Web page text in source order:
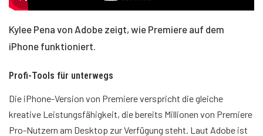
Kylee Pena von Adobe zeigt, wie Premiere auf dem
iPhone funktioniert.
Profi-Tools für unterwegs
Die iPhone-Version von Premiere verspricht die gleiche
kreative Leistungsfähigkeit, die bereits Millionen von Premiere
Pro-Nutzern am Desktop zur Verfügung steht. Laut Adobe ist